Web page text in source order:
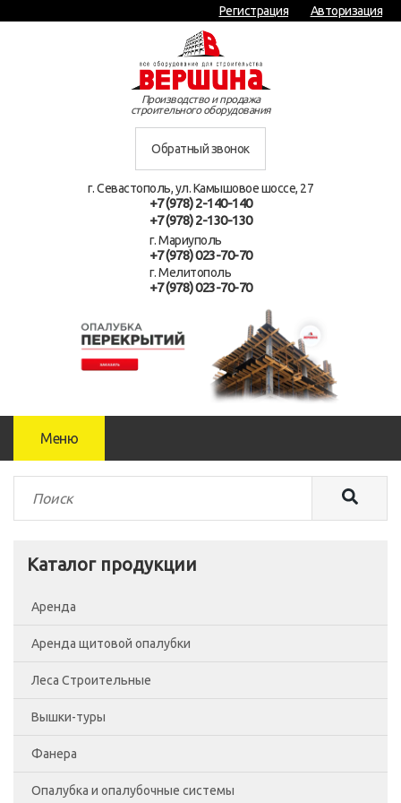
Регистрация Авторизация
Производство и продажа
строительного оборудования
Обратный звонок
г. Севастополь, ул. Камышовое шоссе, 27
+7 (978) 2-140-140
+7 (978) 2-130-130
г. Мариуполь
+7 (978) 023-70-70
г. Мелитополь
+7 (978) 023-70-70
Меню
Каталог продукции
Аренда
Аренда щитовой опалубки
Леса Строительные
Леса рамные
Помосты
Сетка фасадная
Вышки-туры
Вышка-тура ВСП-250/0.7
Вышка-тура ВСП-250/1.2
Фанера
Фанера Россия
Опалубка и опалубочные системы